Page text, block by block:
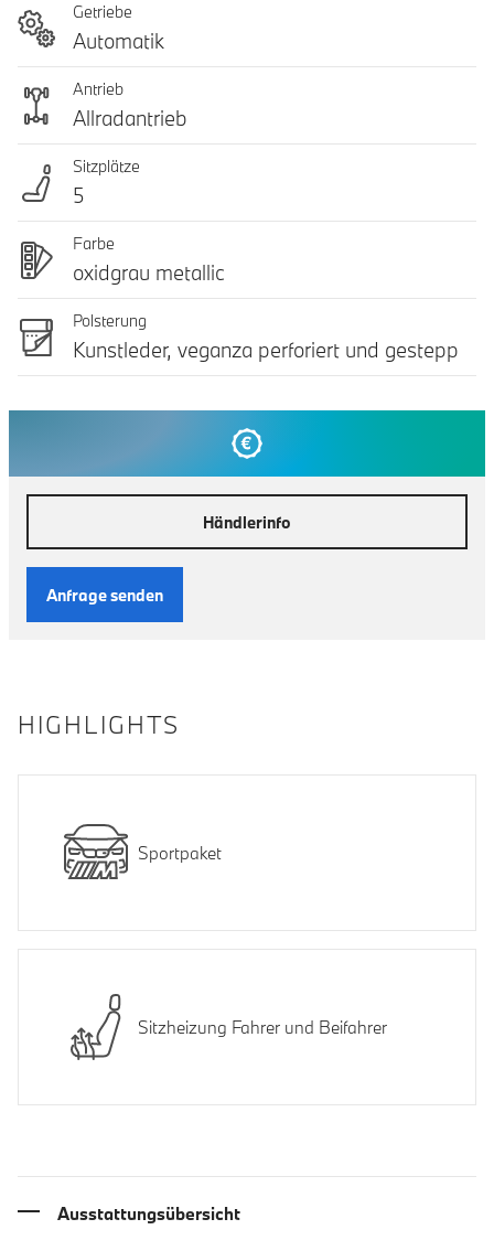
Getriebe
Automatik
Antrieb
Allradantrieb
Sitzplätze
5
Farbe
oxidgrau metallic
Polsterung
Kunstleder, veganza perforiert und gestepp
Händlerinfo
Anfrage senden
HIGHLIGHTS
Sportpaket
Sitzheizung Fahrer und Beifahrer
Ausstattungsübersicht